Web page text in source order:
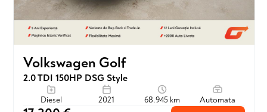
Volkswagen Golf
2.0 TDI 150HP DSG Style
Diesel 2021 68.945 km Automata